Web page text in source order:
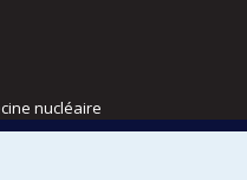
nucléaire